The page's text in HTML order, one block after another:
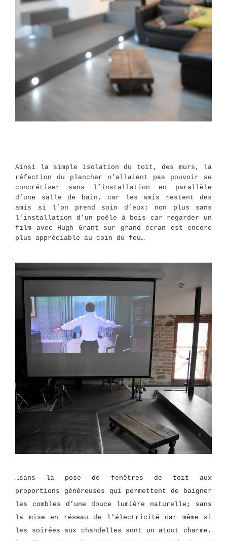
Ainsi la simple isolation du toit, des murs, la
réfection du plancher n’allaient pas pouvoir se
concrétiser sans l’installation en parallèle
d’une salle de bain, car les amis restent des
amis si l’on prend soin d’eux; non plus sans
l’installation d’un poêle à bois car regarder un
film avec Hugh Grant sur grand écran est encore
plus appréciable au coin du feu…
…sans la pose de fenêtres de toit aux
proportions généreuses qui permettent de baigner
les combles d’une douce lumière naturelle; sans
la mise en réseau de l’électricité car même si
les soirées aux chandelles sont un atout charme,